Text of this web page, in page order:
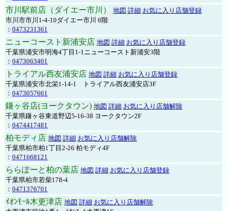
市川駅前店（ダイエー市川） 地図 詳細 お気に入り店舗登録
市川市市川1-4-10ダイエー市川 6階
： 0473231361
ニューコースト新浦安店 地図 詳細 お気に入り店舗登録
千葉県浦安市明海4丁目1-1ニューコースト新浦安3階
： 0473063401
トライアル西友浦安店 地図 詳細 お気に入り店舗登録
千葉県浦安市北栄1-14-1 トライアル西友浦安店3F
： 0473057661
鎌ヶ谷店(ヨークタウン) 地図 詳細 お気に入り店舗解除
千葉県鎌ヶ谷東道野辺5-16-38 ヨークタウン2F
： 0474417481
柏モディ店 地図 詳細 お気に入り店舗解除
千葉県柏市柏1丁目2-26 柏モディ4F
： 0471668121
ららぽーと柏の葉店 地図 詳細 お気に入り店舗登録
千葉県柏市若柴178-4
： 0471376701
ｲｵﾝﾓｰﾙ木更津店 地図 詳細 お気に入り店舗解除